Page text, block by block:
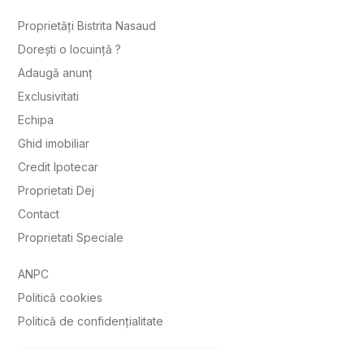
Proprietăți Bistrita Nasaud
Dorești o locuință ?
Adaugă anunț
Exclusivitati
Echipa
Ghid imobiliar
Credit Ipotecar
Proprietati Dej
Contact
Proprietati Speciale
ANPC
Politică cookies
Politică de confidențialitate